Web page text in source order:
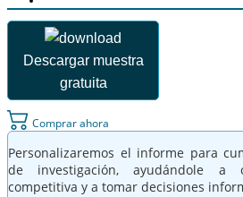
Descargar muestra
gratuita
Comprar ahora
Personalizaremos el informe para
de investigación, ayudándole a
competitiva y a tomar decisiones